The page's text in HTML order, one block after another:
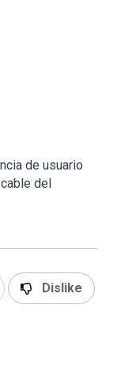
de usuario
del
Dislike